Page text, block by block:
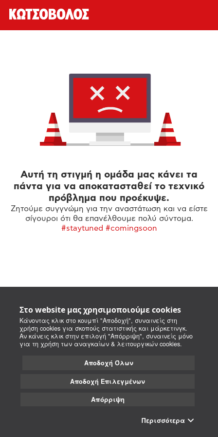
Στο website μας χρησιμοποιούμε cookies
Κάνοντας κλικ στο κουμπί "Αποδοχή", συναινείς στη
χρήση cookies για σκοπούς στατιστικής και μάρκετινγκ.
Αν κάνεις κλικ στην επιλογή "Απόρριψη", συναινείς μόνο
για τη χρήση των αναγκαίων & λειτουργικών cookies.
Αποδοχή Όλων
Αποδοχή Επιλεγμένων
Απόρριψη
Περισσότερα
Αυτή τη στιγμή η ομάδα μας κάνει τα
πάντα για να αποκατασταθεί το τεχνικό
πρόβλημα που προέκυψε.
Ζητούμε συγγνώμη για την αναστάτωση και να είστε
σίγουροι ότι θα επανέλθουμε πολύ σύντομα.
#staytuned #comingsoon